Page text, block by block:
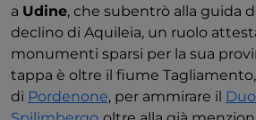
a Udine, che subentrò alla guida
declino di Aquileia, un ruolo
monumenti sparsi per la sua
tappa è oltre il fiume
di Pordenone, per ammirare il